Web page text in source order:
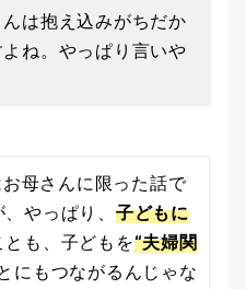
は抱え込みがちだか
ね。やっぱり言いや
母さんに限った話で
やっぱり、 子どもに
とも、子どもを“夫婦関
にもつながるんじゃな